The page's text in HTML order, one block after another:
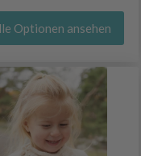
Optionen ansehen